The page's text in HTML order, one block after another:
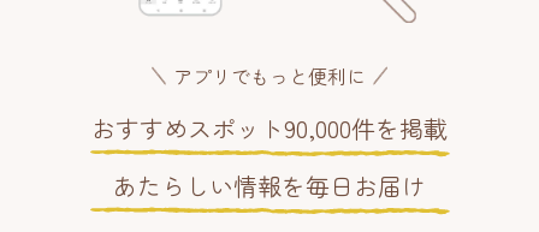
アプリでもっと便利に
おすすめスポット90,000件を掲載
あたらしい情報を毎日お届け